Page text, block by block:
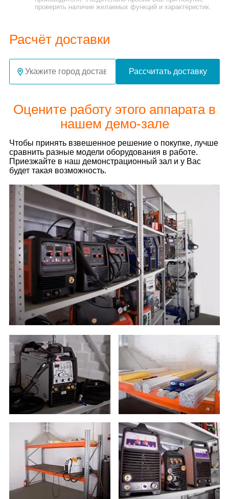
проверять наличие желаемых функций и характеристик.
Расчёт доставки
Рассчитать доставку
Оцените работу этого аппарата в
нашем демо-зале
Чтобы принять взвешенное решение о покупке, лучше
сравнить разные модели оборудования в работе.
Приезжайте в наш демонстрационный зал и у Вас
будет такая возможность.